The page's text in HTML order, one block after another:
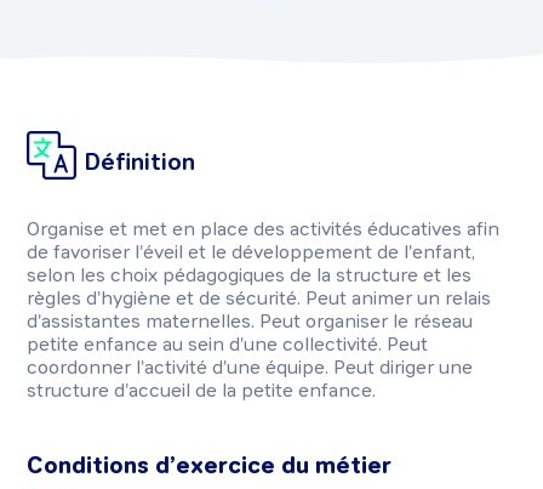
Définition
Organise et met en place des activités éducatives afin
de favoriser l'éveil et le développement de l'enfant,
selon les choix pédagogiques de la structure et les
règles d'hygiène et de sécurité. Peut animer un relais
d'assistantes maternelles. Peut organiser le réseau
petite enfance au sein d'une collectivité. Peut
coordonner l'activité d'une équipe. Peut diriger une
structure d'accueil de la petite enfance.
Conditions d’exercice du métier